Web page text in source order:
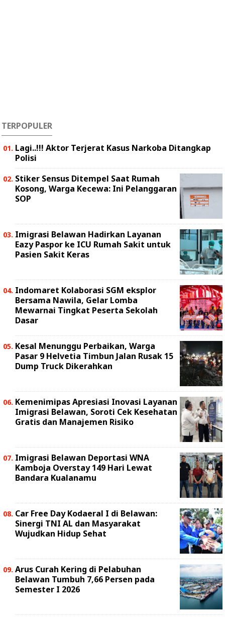
TERPOPULER
Lagi..!!! Aktor Terjerat Kasus Narkoba Ditangkap
Polisi
Stiker Sensus Ditempel Saat Rumah
Kosong, Warga Kecewa: Ini Pelanggaran
SOP
Imigrasi Belawan Hadirkan Layanan
Eazy Paspor ke ICU Rumah Sakit untuk
Pasien Sakit Keras
Indomaret Kolaborasi SGM eksplor
Bersama Nawila, Gelar Lomba
Mewarnai Tingkat Peserta Sekolah
Dasar
Kesal Menunggu Perbaikan, Warga
Pasar 9 Helvetia Timbun Jalan Rusak 15
Dump Truck Dikerahkan
Kemenimipas Apresiasi Inovasi Layanan
Imigrasi Belawan, Soroti Cek Kesehatan
Gratis dan Manajemen Risiko
Imigrasi Belawan Deportasi WNA
Kamboja Overstay 149 Hari Lewat
Bandara Kualanamu
Car Free Day Kodaeral I di Belawan:
Sinergi TNI AL dan Masyarakat
Wujudkan Hidup Sehat
Arus Curah Kering di Pelabuhan
Belawan Tumbuh 7,66 Persen pada
Semester I 2026